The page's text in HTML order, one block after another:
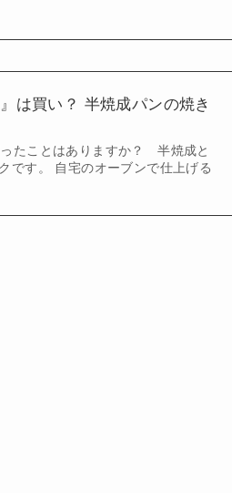
は買い？ 半焼成パンの焼き
たことはありますか？ 半焼成と
です。 自宅のオーブンで仕上げる